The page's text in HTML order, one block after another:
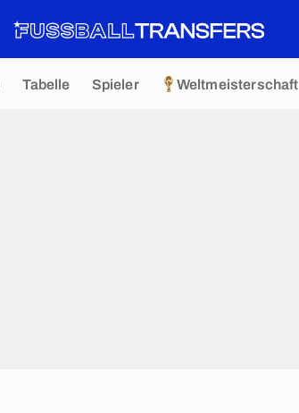
Tabelle Spieler Weltmeisterschaft